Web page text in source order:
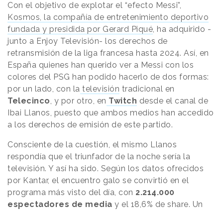
Con el objetivo de explotar el “efecto Messi”,
Kosmos, la compañía de entretenimiento deportivo
fundada y presidida por Gerard Piqué, ha adquirido -
junto a Enjoy Televisión- los derechos de
retransmisión de la liga francesa hasta 2024. Así, en
España quienes han querido ver a Messi con los
colores del PSG han podido hacerlo de dos formas:
por un lado, con la televisión tradicional en
Telecinco, y por otro, en Twitch desde el canal de
Ibai Llanos, puesto que ambos medios han accedido
a los derechos de emisión de este partido.
Consciente de la cuestión, el mismo Llanos
respondía que el triunfador de la noche sería la
televisión. Y así ha sido. Según los datos ofrecidos
por Kantar, el encuentro galo se convirtió en el
programa más visto del día, con 2.214.000
espectadores de media y el 18,6% de share. Un